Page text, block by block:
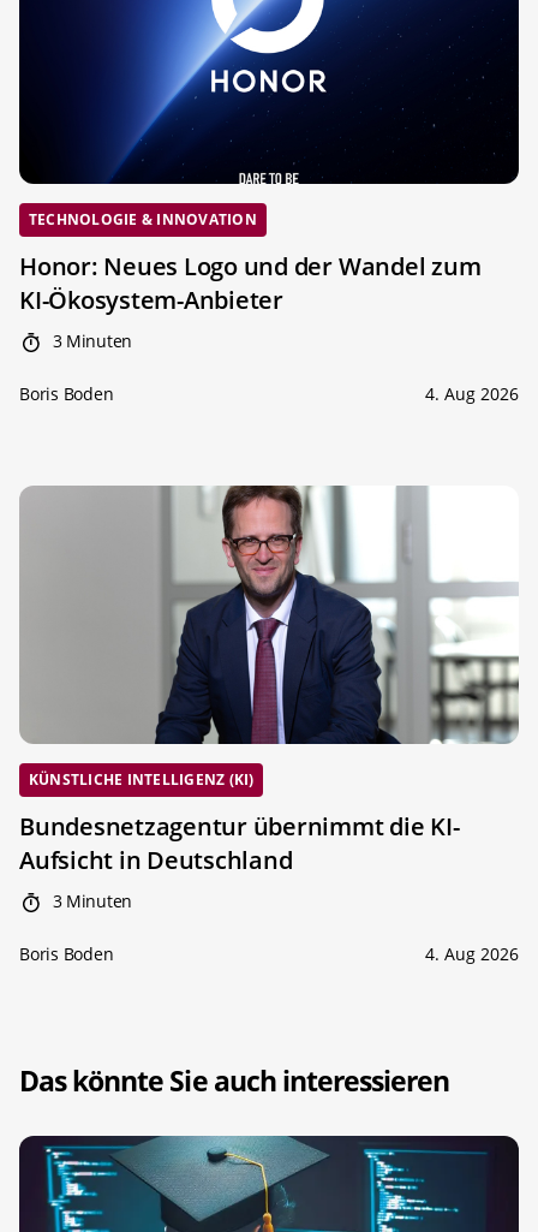
TECHNOLOGIE & INNOVATION
Honor: Neues Logo und der Wandel zum
KI-Ökosystem-Anbieter
3 Minuten
Boris Boden 4. Aug 2026
KÜNSTLICHE INTELLIGENZ (KI)
Bundesnetzagentur übernimmt die KI-
Aufsicht in Deutschland
3 Minuten
Boris Boden 4. Aug 2026
Das könnte Sie auch interessieren